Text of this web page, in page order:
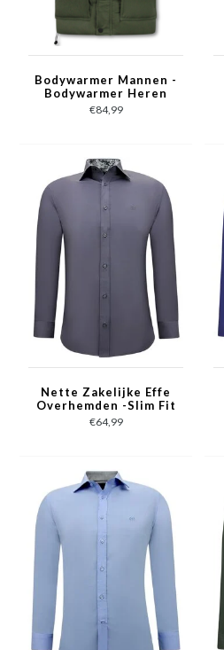
Bodywarmer Mannen -
Bodywarmer Heren
Outdoor - 901- Groen
€84,99
Nette Zakelijke Effe
Overhemden -Slim Fit
Blouse Stretch - Grijs
€64,99